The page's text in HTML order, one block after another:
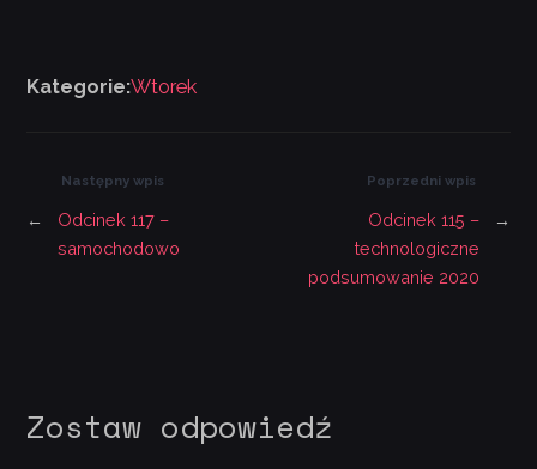
Kategorie:Wtorek
Poprzedni wpis
Odcinek 115 –
technologiczne
podsumowanie 2020
→
Następny wpis
←
Odcinek 117 –
samochodowo
Zostaw odpowiedź